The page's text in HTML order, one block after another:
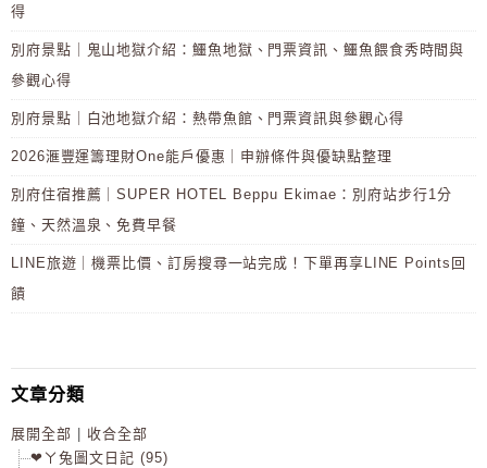
得
別府景點｜鬼山地獄介紹：鱷魚地獄、門票資訊、鱷魚餵食秀時間與
參觀心得
別府景點｜白池地獄介紹：熱帶魚館、門票資訊與參觀心得
2026滙豐運籌理財One能戶優惠｜申辦條件與優缺點整理
別府住宿推薦｜SUPER HOTEL Beppu Ekimae：別府站步行1分
鐘、天然溫泉、免費早餐
LINE旅遊｜機票比價、訂房搜尋一站完成！下單再享LINE Points回
饋
文章分類
展開全部
收合全部
❤ㄚ兔圖文日記 (95)